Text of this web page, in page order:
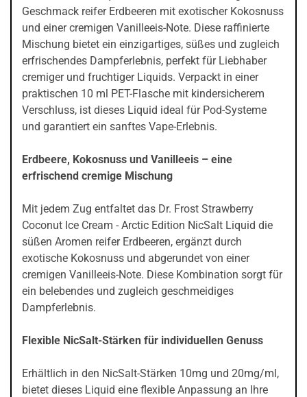
Geschmack reifer Erdbeeren mit exotischer Kokosnuss
und einer cremigen Vanilleeis-Note. Diese raffinierte
Mischung bietet ein einzigartiges, süßes und zugleich
erfrischendes Dampferlebnis, perfekt für Liebhaber
cremiger und fruchtiger Liquids. Verpackt in einer
praktischen 10 ml PET-Flasche mit kindersicherem
Verschluss, ist dieses Liquid ideal für Pod-Systeme
und garantiert ein sanftes Vape-Erlebnis.
Erdbeere, Kokosnuss und Vanilleeis – eine
erfrischend cremige Mischung
Mit jedem Zug entfaltet das Dr. Frost Strawberry
Coconut Ice Cream - Arctic Edition NicSalt Liquid die
süßen Aromen reifer Erdbeeren, ergänzt durch
exotische Kokosnuss und abgerundet von einer
cremigen Vanilleeis-Note. Diese Kombination sorgt für
ein belebendes und zugleich geschmeidiges
Dampferlebnis.
Flexible NicSalt-Stärken für individuellen Genuss
Erhältlich in den NicSalt-Stärken 10mg und 20mg/ml,
bietet dieses Liquid eine flexible Anpassung an Ihre